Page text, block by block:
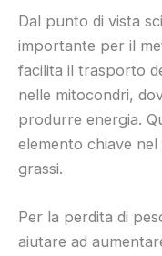
Dal punto di vista
importante per il
facilita il trasporto
nelle mitocondri,
produrre energia.
elemento chiave
grassi.
Per la perdita di
aiutare ad